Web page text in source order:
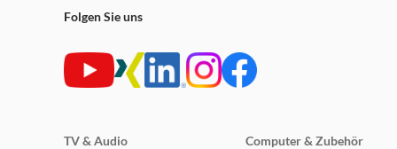
Folgen Sie uns
TV & Audio
Computer & Zubehör